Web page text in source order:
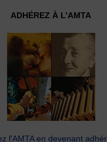
ADHÉREZ À L’AMTA
l'AMTA en devenant